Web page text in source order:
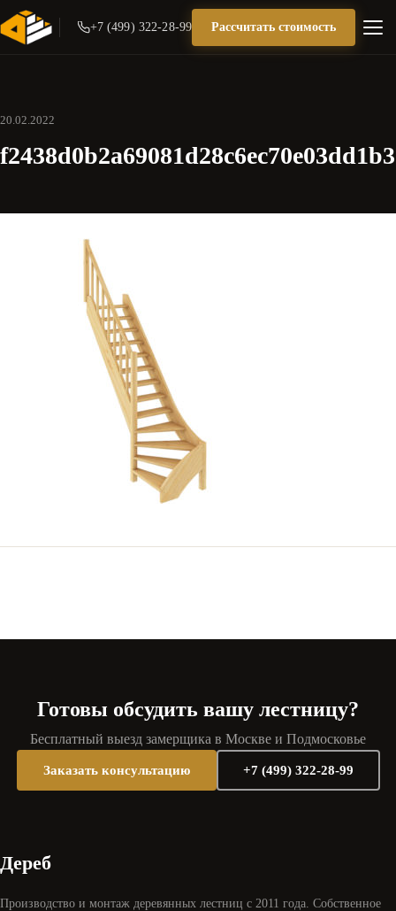
+7 (499) 322-28-99 Рассчитать стоимость
20.02.2022
f2438d0b2a69081d28c6ec70e03dd1b3
Готовы обсудить вашу лестницу?
Бесплатный выезд замерщика в Москве и Подмосковье
Заказать консультацию +7 (499) 322-28-99
Дереб
Производство и монтаж деревянных лестниц с 2011 года. Собственное